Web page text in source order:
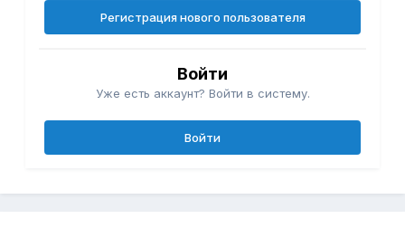
Регистрация нового пользователя
Войти
Уже есть аккаунт? Войти в систему.
Войти